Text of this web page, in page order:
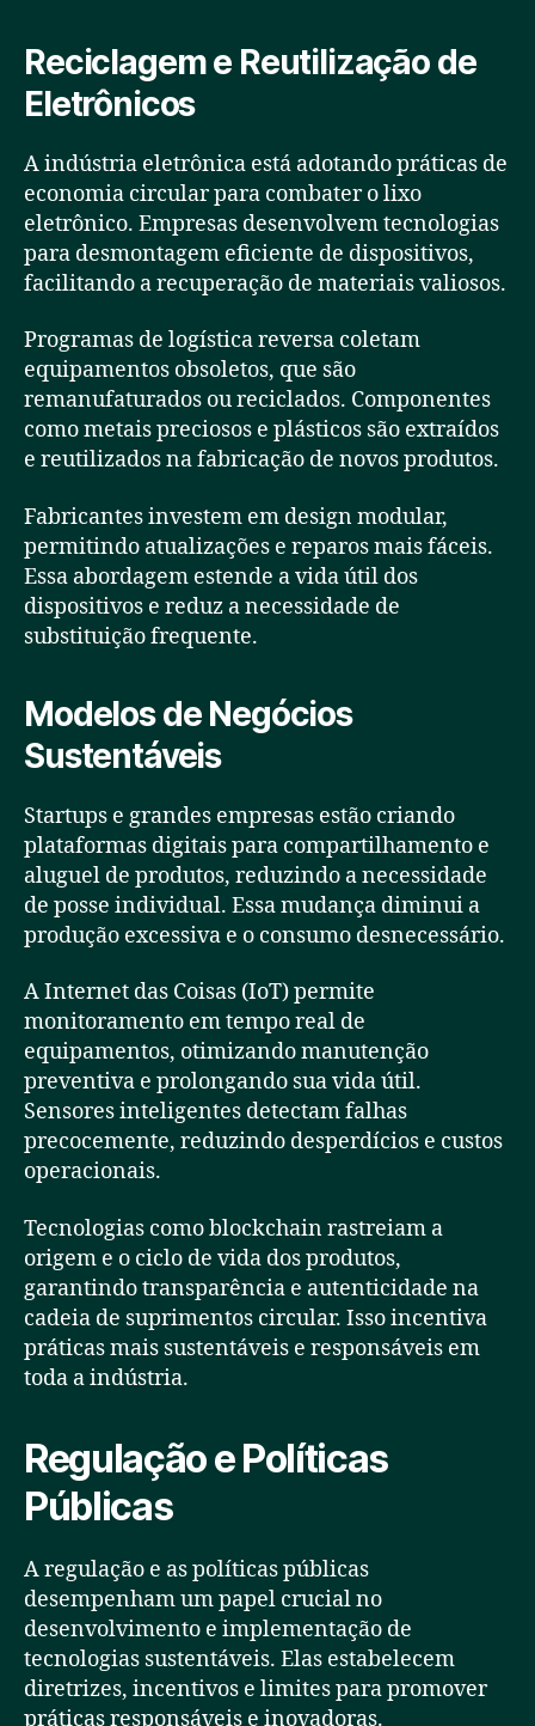
Reciclagem e Reutilização de
Eletrônicos
A indústria eletrônica está adotando práticas de
economia circular para combater o lixo
eletrônico. Empresas desenvolvem tecnologias
para desmontagem eficiente de dispositivos,
facilitando a recuperação de materiais valiosos.
Programas de logística reversa coletam
equipamentos obsoletos, que são
remanufaturados ou reciclados. Componentes
como metais preciosos e plásticos são extraídos
e reutilizados na fabricação de novos produtos.
Fabricantes investem em design modular,
permitindo atualizações e reparos mais fáceis.
Essa abordagem estende a vida útil dos
dispositivos e reduz a necessidade de
substituição frequente.
Modelos de Negócios
Sustentáveis
Startups e grandes empresas estão criando
plataformas digitais para compartilhamento e
aluguel de produtos, reduzindo a necessidade
de posse individual. Essa mudança diminui a
produção excessiva e o consumo desnecessário.
A Internet das Coisas (IoT) permite
monitoramento em tempo real de
equipamentos, otimizando manutenção
preventiva e prolongando sua vida útil.
Sensores inteligentes detectam falhas
precocemente, reduzindo desperdícios e custos
operacionais.
Tecnologias como blockchain rastreiam a
origem e o ciclo de vida dos produtos,
garantindo transparência e autenticidade na
cadeia de suprimentos circular. Isso incentiva
práticas mais sustentáveis e responsáveis em
toda a indústria.
Regulação e Políticas
Públicas
A regulação e as políticas públicas
desempenham um papel crucial no
desenvolvimento e implementação de
tecnologias sustentáveis. Elas estabelecem
diretrizes, incentivos e limites para promover
práticas responsáveis e inovadoras.